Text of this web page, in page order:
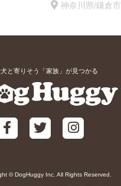
神奈川県/鎌倉市
と寄りそう「家族」が見つかる
© DogHuggy Inc. All Rights Reserved.